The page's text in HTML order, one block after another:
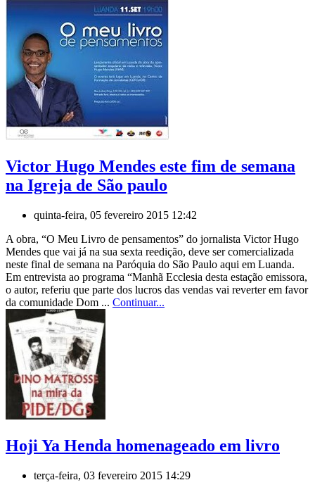
Victor Hugo Mendes este fim de semana
na Igreja de São paulo
quinta-feira, 05 fevereiro 2015 12:42
A obra, “O Meu Livro de pensamentos” do jornalista Victor Hugo
Mendes que vai já na sua sexta reedição, deve ser comercializada
neste final de semana na Paróquia do São Paulo aqui em Luanda.
Em entrevista ao programa “Manhã Ecclesia desta estação emissora,
o autor, referiu que parte dos lucros das vendas vai reverter em favor
da comunidade Dom ... Continuar...
Hoji Ya Henda homenageado em livro
terça-feira, 03 fevereiro 2015 14:29